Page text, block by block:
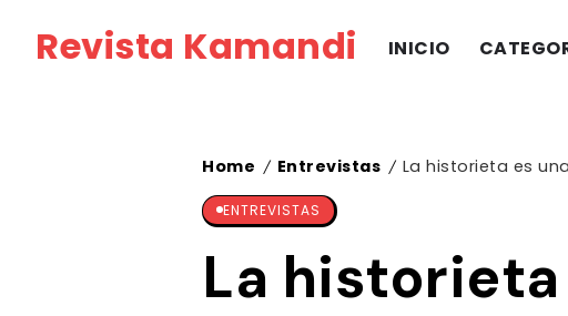
Revista Kamandi INICIO
Home / Entrevistas / La historieta es
ENTREVISTAS
La